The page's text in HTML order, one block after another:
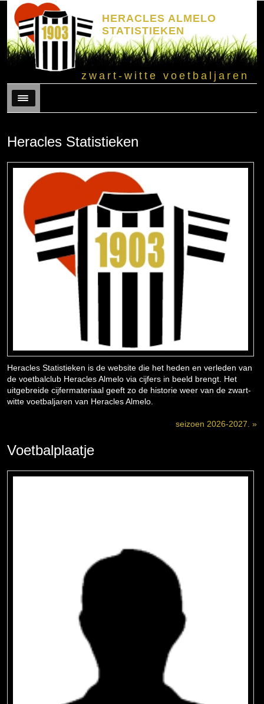
HERACLES ALMELO
STATISTIEKEN
zwart-witte voetbaljaren
Menu
Heracles Statistieken
Heracles Statistieken is de website die het heden en verleden van
de voetbalclub Heracles Almelo via cijfers in beeld brengt. Het
uitgebreide cijfermateriaal geeft zo de historie weer van de zwart-
witte voetbaljaren van Heracles Almelo.
seizoen 2026-2027. »
Voetbalplaatje